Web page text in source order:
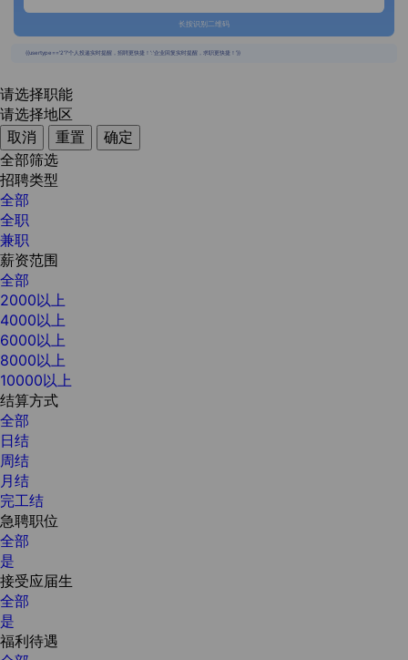
长按识别二维码
{{usertype=='2'?'个人投递实时提醒，招聘更快捷！':'企业回复实时提醒，求职更快捷！'}}
请选择职能
请选择地区
取消
重置
确定
全部筛选
招聘类型
全部
全职
兼职
薪资范围
全部
2000以上
4000以上
6000以上
8000以上
10000以上
结算方式
全部
日结
周结
月结
完工结
急聘职位
全部
是
接受应届生
全部
是
福利待遇